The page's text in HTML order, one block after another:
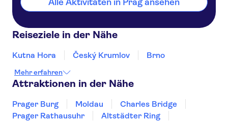
Alle Aktivitäten in Prag ansehen
Reiseziele in der Nähe
Kutna Hora Český Krumlov Brno
Mehr erfahren
Attraktionen in der Nähe
Prager Burg Moldau
Charles Bridge
Prager Rathausuhr
Altstädter Ring